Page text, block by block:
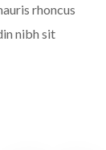
rhoncus
nibh sit